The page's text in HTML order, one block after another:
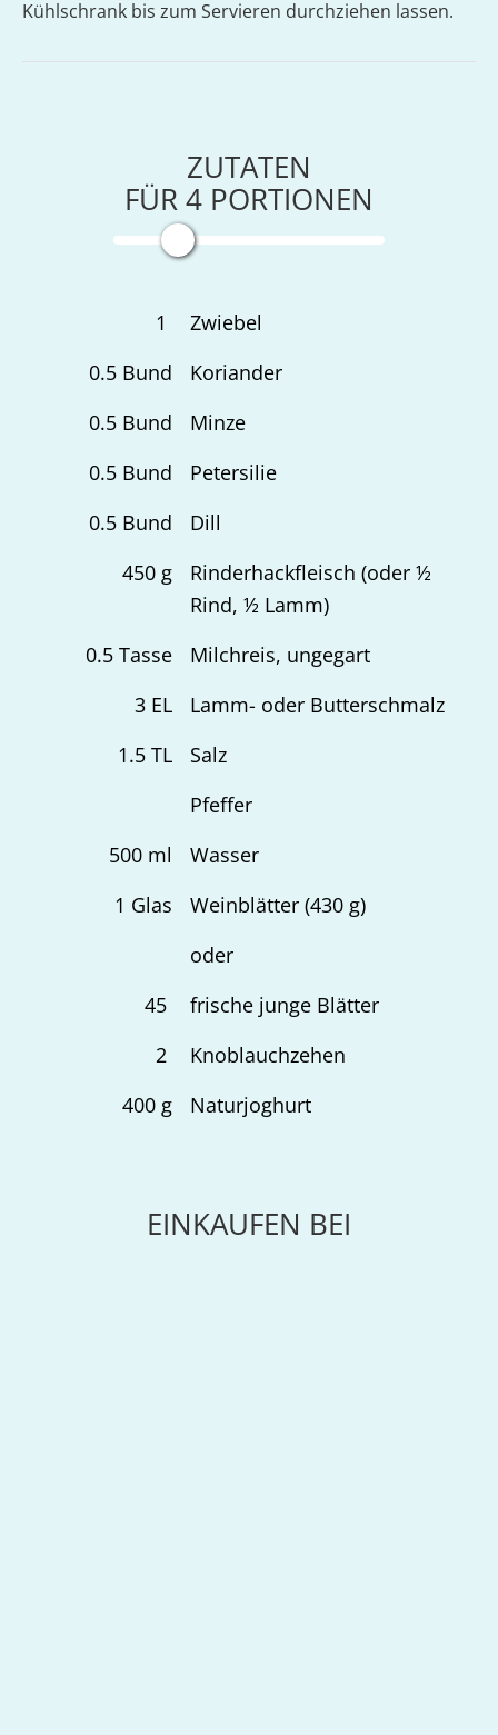
Kühlschrank bis zum Servieren durchziehen lassen.
ZUTATEN
FÜR4 PORTIONEN
1
Zwiebel
0.5Bund
Koriander
0.5Bund
Minze
0.5Bund
Petersilie
0.5Bund
Dill
450g
Rinderhackfleisch (oder ½
Rind, ½ Lamm)
0.5Tasse
Milchreis, ungegart
3EL
Lamm- oder Butterschmalz
1.5TL
Salz
Pfeffer
500ml
Wasser
1 Glas
Weinblätter (430 g)
oder
45
frische junge Blätter
2
Knoblauchzehen
400g Naturjoghurt
EINKAUFEN BEI